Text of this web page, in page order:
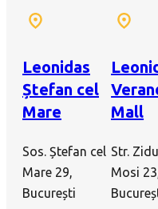
Leonidas
Ștefan cel
Mare
Sos. Ștefan cel
Mare 29,
București
Mall
Str.
Mosi